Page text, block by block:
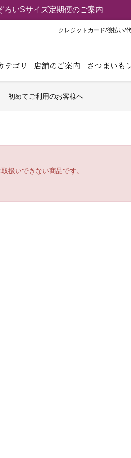
ド「紅天使※」の模倣品にご注意く
テゴリ 店舗のご案内 さつまいも
クレジットカード/後払い/
初めてご利用のお客様へ
扱いできない商品です。